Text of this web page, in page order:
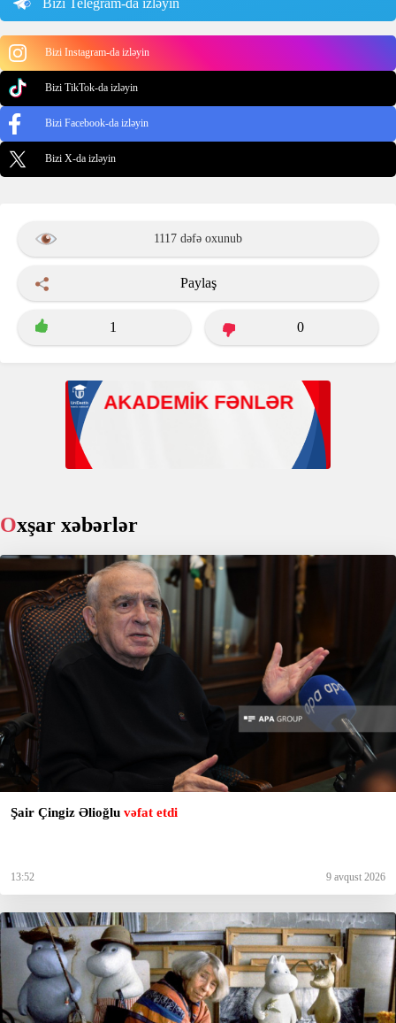
Bizi Telegram-da izləyin
Bizi Instagram-da izləyin
Bizi TikTok-da izləyin
Bizi Facebook-da izləyin
Bizi X-da izləyin
1117 dəfə oxunub
Paylaş
1 0
Oxşar xəbərlər
Şair Çingiz Əlioğlu vəfat etdi
13:52 9 avqust 2026